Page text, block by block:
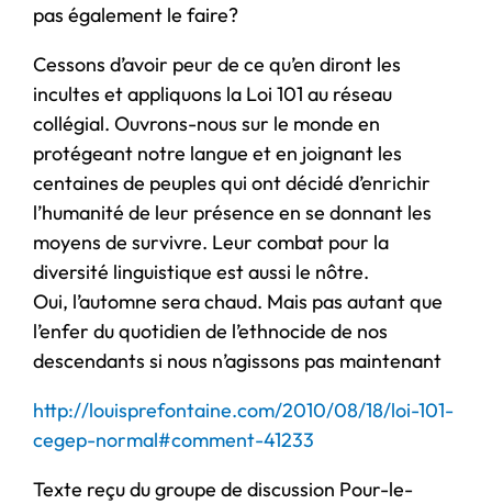
pas également le faire?
Cessons d’avoir peur de ce qu’en diront les
incultes et appliquons la Loi 101 au réseau
collégial. Ouvrons-nous sur le monde en
protégeant notre langue et en joignant les
centaines de peuples qui ont décidé d’enrichir
l’humanité de leur présence en se donnant les
moyens de survivre. Leur combat pour la
diversité linguistique est aussi le nôtre.
Oui, l’automne sera chaud. Mais pas autant que
l’enfer du quotidien de l’ethnocide de nos
descendants si nous n’agissons pas maintenant
http://louisprefontaine.com/2010/08/18/loi-101-
cegep-normal#comment-41233
Texte reçu du groupe de discussion Pour-le-